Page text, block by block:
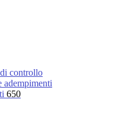
controllo
adempimenti
650